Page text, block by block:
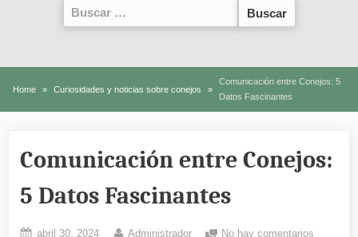
Buscar:
Home Curiosidades y noticias sobre conejos
Comunicación entre Conejos: 5
Datos Fascinantes
Comunicación entre Conejos:
5 Datos Fascinantes
Posted
abril 30, 2024 By
Administrador No hay comentarios